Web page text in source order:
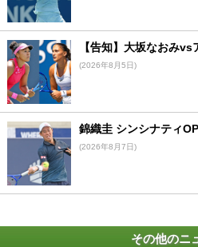
【告知】大坂なおみvs
(2026年8月5日)
錦織圭 シンシナティ
(2026年8月7日)
その他のニ